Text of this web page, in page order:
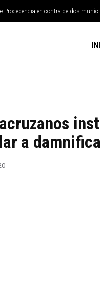
Procedencia en contra de dos
a